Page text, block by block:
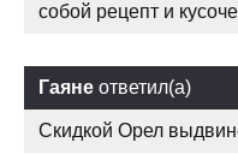
собой рецепт и
Гаяне ответил(а)
Скидкой Орел